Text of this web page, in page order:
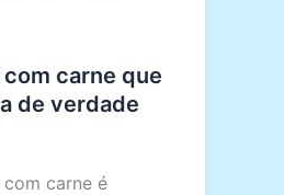
carne que
de verdade
carne é